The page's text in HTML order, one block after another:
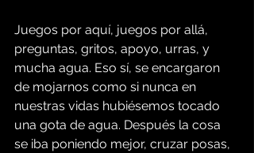
Juegos por aquí, juegos por allá,
preguntas, gritos, apoyo, urras, y
mucha agua. Eso sí, se encargaron
de mojarnos como si nunca en
nuestras vidas hubiésemos tocado
una gota de agua. Después la cosa
se iba poniendo mejor, cruzar posas,